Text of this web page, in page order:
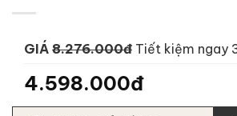
GIÁ 8.276.000đ Tiết kiệm ngay
4.598.000đ